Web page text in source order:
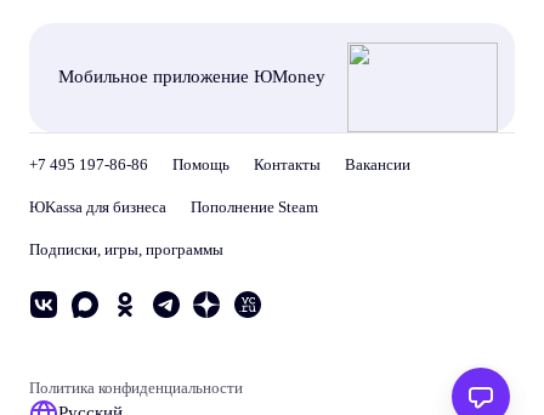
Мобильное приложение ЮMoney
+7 495 197-86-86 Помощь Контакты Вакансии
ЮKassa для бизнеса Пополнение Steam
Подписки, игры, программы
Политика конфиденциальности